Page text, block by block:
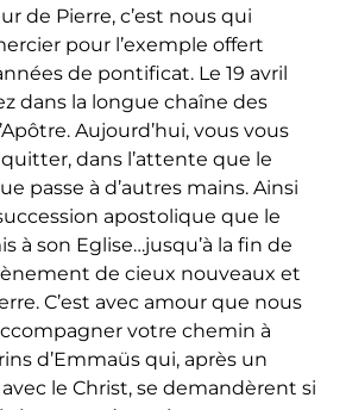
de Pierre, c’est nous qui
pour l’exemple offert
de pontificat. Le 19 avril
dans la longue chaîne des
Aujourd’hui, vous vous
dans l’attente que le
passe à d’autres mains. Ainsi
apostolique que le
à son Eglise…jusqu’à la fin de
de cieux nouveaux et
C’est avec amour que nous
votre chemin à
d’Emmaüs qui, après un
le Christ, se demandèrent si